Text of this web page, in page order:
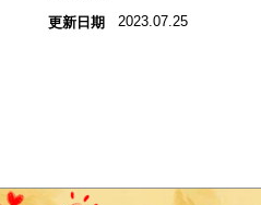
更新日期 2023.07.25